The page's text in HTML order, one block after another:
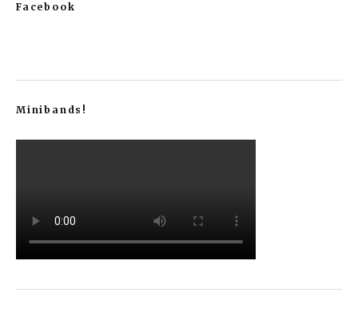
Facebook
Minibands!